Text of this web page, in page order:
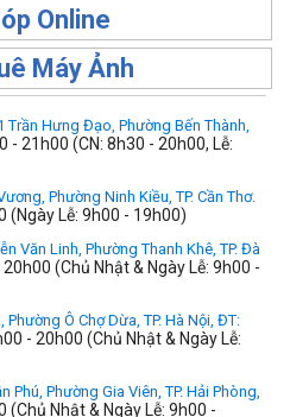
Online
Máy Ảnh
Trần Hưng Đạo, Phường Bến Thành,
- 21h00 (CN: 8h30 - 20h00, Lễ:
Phường Ninh Kiều, TP. Cần Thơ.
(Ngày Lễ: 9h00 - 19h00)
Văn Linh, Phường Thanh Khê, TP. Đà
20h00 (Chủ Nhật & Ngày Lễ: 9h00 -
Phường Ô Chợ Dừa, TP. Hà Nội, ĐT:
- 20h00 (Chủ Nhật & Ngày Lễ:
Phú, Phường Gia Viên, TP. Hải Phòng,
(Chủ Nhật & Ngày Lễ: 9h00 -